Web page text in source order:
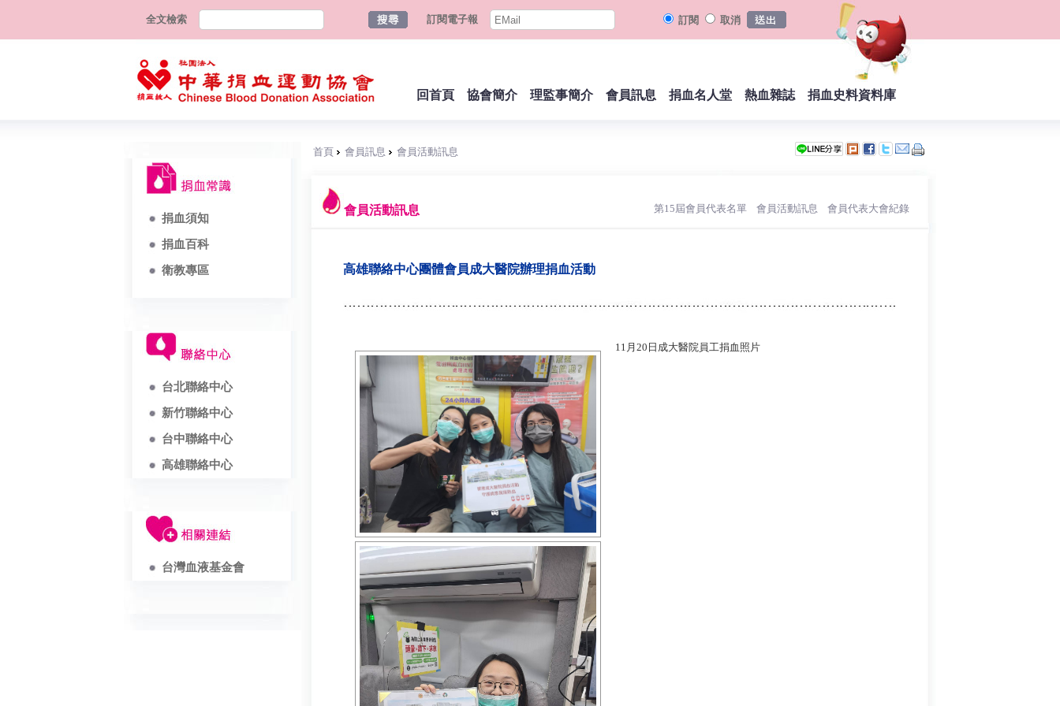
全文檢索 訂閱電子報 訂閱 取消
回首頁 協會簡介 理監事簡介 會員訊息 捐血名人堂 熱血雜誌 捐血史料資料庫
捐血須知
捐血百科
衛教專區
台北聯絡中心
新竹聯絡中心
台中聯絡中心
高雄聯絡中心
台灣血液基金會
首頁 會員訊息 會員活動訊息
會員活動訊息 第15屆會員代表名單︱ 會員活動訊息 會員代表大會紀錄︱
高雄聯絡中心團體會員成大醫院辦理捐血活動
11月20日成大醫院員工捐血照片